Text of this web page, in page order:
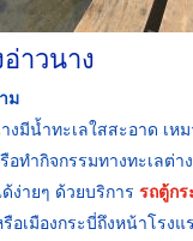
าวนาง
ม
งมีน้ำทะเลใสสะอาด เห
อทำกิจกรรมทางทะเลต่า
ง่ายๆ ด้วยบริการ รถตู้กร
อเมืองกระบี่ถึงหน้าโรงแ